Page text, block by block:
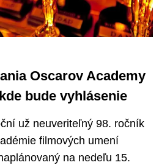
Oscarov Academy
bude vyhlásenie
už neuveriteľný 98. ročník
filmových umení
na nedeľu 15.